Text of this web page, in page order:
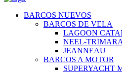
BARCOS NUEVOS
BARCOS DE VELA
LAGOON
NEEL-
JEANNEAU
BARCOS A MOTOR
SUPERYACHT